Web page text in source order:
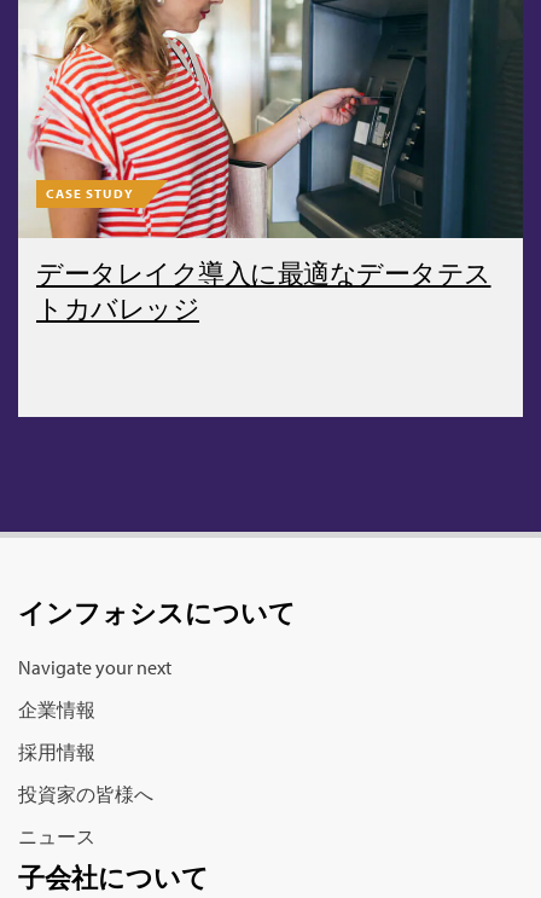
CASE STUDY
データレイク導入に最適なデータテス
トカバレッジ
インフォシスについて
Navigate your next
企業情報
採用情報
投資家の皆様へ
ニュース
子会社について